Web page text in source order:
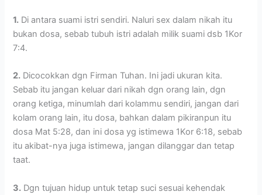
1. Di antara suami istri sendiri. Naluri sex dalam nikah itu
bukan dosa, sebab tubuh istri adalah milik suami dsb 1Kor
7:4.
2. Dicocokkan dgn Firman Tuhan. Ini jadi ukuran kita.
Sebab itu jangan keluar dari nikah dgn orang lain, dgn
orang ketiga, minumlah dari kolammu sendiri, jangan dari
kolam orang lain, itu dosa, bahkan dalam pikiranpun itu
dosa Mat 5:28, dan ini dosa yg istimewa 1Kor 6:18, sebab
itu akibat-nya juga istimewa, jangan dilanggar dan tetap
taat.
3. Dgn tujuan hidup untuk tetap suci sesuai kehendak